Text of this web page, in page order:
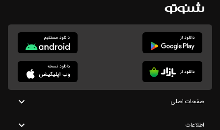
صفحات اصلی
اطلاعات